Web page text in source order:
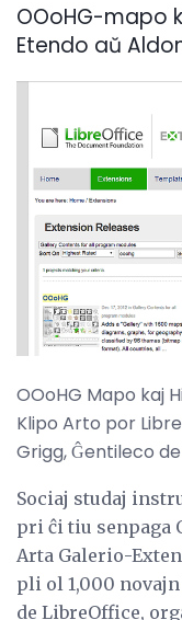
OOoHG-mapo
Etendo aŭ
OOoHG Mapo kaj
Klipo Arto por
Grigg, Ĝentileco
Sociaj studaj
pri ĉi tiu senpaga
Arta Galerio-
pli ol 1,000
de LibreOffice,